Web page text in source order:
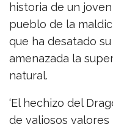
historia de un
pueblo de la
que ha desatado
amenazada la
natural.
‘El hechizo del
de valiosos